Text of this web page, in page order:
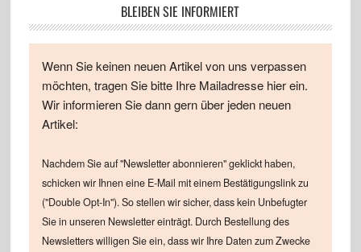
BLEIBEN SIE INFORMIERT
Wenn Sie keinen neuen Artikel von uns verpassen
möchten, tragen Sie bitte Ihre Mailadresse hier ein.
Wir informieren Sie dann gern über jeden neuen
Artikel:
Nachdem Sie auf "Newsletter abonnieren" geklickt haben,
schicken wir Ihnen eine E-Mail mit einem Bestätigungslink zu
("Double Opt-In"). So stellen wir sicher, dass kein Unbefugter
Sie in unseren Newsletter einträgt. Durch Bestellung des
Newsletters willigen Sie ein, dass wir Ihre Daten zum Zwecke